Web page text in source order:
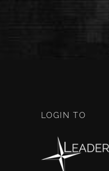
LOGIN TO